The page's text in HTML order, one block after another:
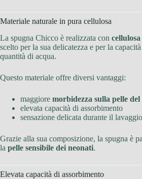
Materiale naturale in pura cellulosa
La spugna Chicco è realizzata con
scelto per la sua delicatezza e per la
quantità di acqua.
Questo materiale offre diversi vantaggi:
maggiore morbidezza sulla pelle
elevata capacità di assorbimento
sensazione delicata durante il lavaggio
Grazie alla sua composizione, la spugna è
la pelle sensibile dei neonati.
Elevata capacità di assorbimento